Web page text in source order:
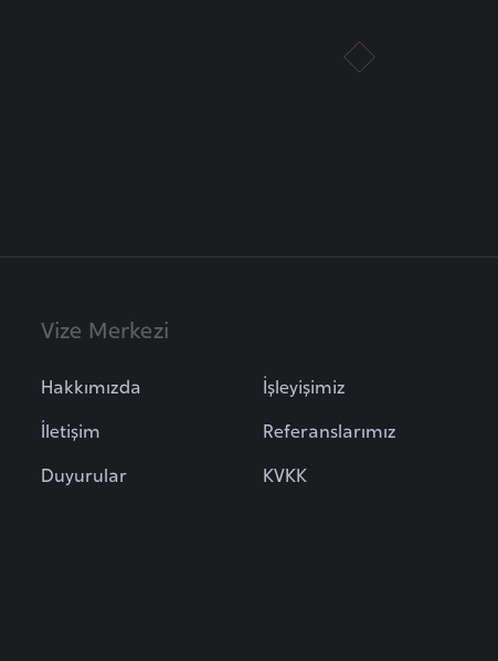
Vize Merkezi
Hakkımızda
İletişim
Duyurular
İşleyişimiz
Referanslarımız
KVKK